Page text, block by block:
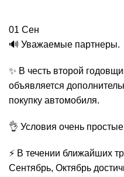
01 Сен
🔊 Уважаемые партнеры.
✨ В честь второй
объявляется
покупку автомобиля.
👌 Условия очень
⚡️ В течении ближайших
Сентябрь, Октябрь